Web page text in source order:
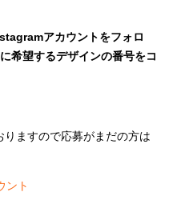
アカウントをフォロ
希望するデザインの番号をコ
ますので応募がまだの方は
ント